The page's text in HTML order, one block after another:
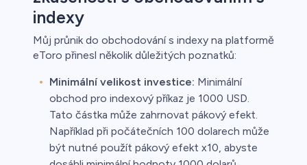
indexy
Můj průnik do obchodování s indexy na platformě
eToro přinesl několik důležitých poznatků:
Minimální velikost investice: Minimální
obchod pro indexový příkaz je 1000 USD.
Tato částka může zahrnovat pákový efekt.
Například při počátečních 100 dolarech může
být nutné použít pákový efekt x10, abyste